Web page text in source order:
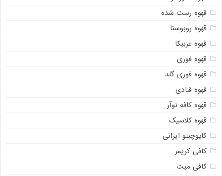
قهوه رست شده
قهوه روبوستا
قهوه عربیکا
قهوه فوری
قهوه فوری گلد
قهوه قنادی
قهوه کافه نوآر
قهوه کلاسیک
کاپوچینو ایرانی
کافی کریمر
کافی میت